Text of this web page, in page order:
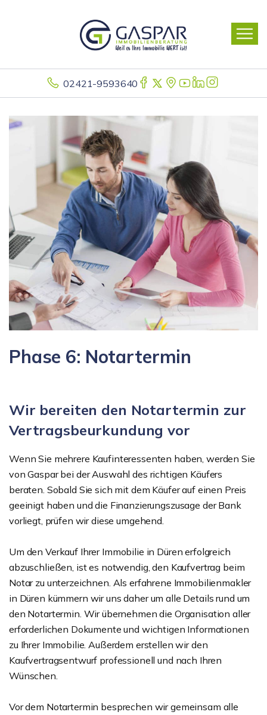
02421-9593640
Phase 6: Notartermin
Wir bereiten den Notartermin zur
Vertragsbeurkundung vor
Wenn Sie mehrere Kaufinteressenten haben, werden Sie
von Gaspar bei der Auswahl des richtigen Käufers
beraten. Sobald Sie sich mit dem Käufer auf einen Preis
geeinigt haben und die Finanzierungszusage der Bank
vorliegt, prüfen wir diese umgehend.
Um den Verkauf Ihrer Immobilie in Düren erfolgreich
abzuschließen, ist es notwendig, den Kaufvertrag beim
Notar zu unterzeichnen. Als erfahrene Immobilienmakler
in Düren kümmern wir uns daher um alle Details rund um
den Notartermin. Wir übernehmen die Organisation aller
erforderlichen Dokumente und wichtigen Informationen
zu Ihrer Immobilie. Außerdem erstellen wir den
Kaufvertragsentwurf professionell und nach Ihren
Wünschen.
Vor dem Notartermin besprechen wir gemeinsam alle